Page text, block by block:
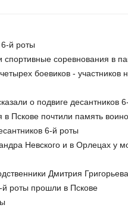
й роты
соревнования в
боевиков - участников
о подвиге десантников
Пскове почтили память
6-й роты
Невского и в Орлецах у
Дмитрия
й роты прошли в Пскове